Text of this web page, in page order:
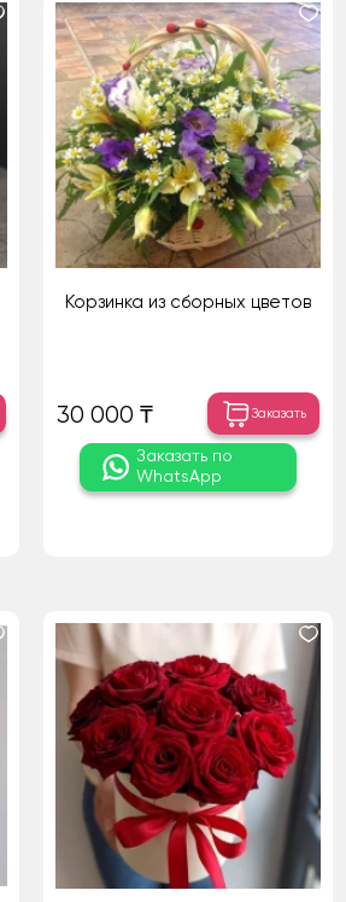
Корзинка из сборных цветов
30 000 ₸ Заказать
Заказать по
WhatsApp